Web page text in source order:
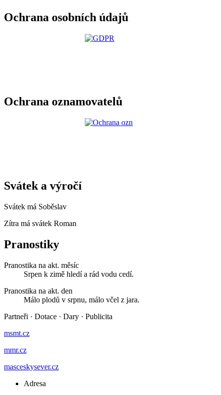
Ochrana osobních údajů
Ochrana oznamovatelů
Svátek a výročí
Svátek má Soběslav
Zítra má svátek Roman
Pranostiky
Pranostika na akt. měsíc
Srpen k zimě hledí a rád vodu cedí.
Pranostika na akt. den
Málo plodů v srpnu, málo včel z jara.
Partneři · Dotace · Dary · Publicita
msmt.cz
mmr.cz
masceskysever.cz
Adresa